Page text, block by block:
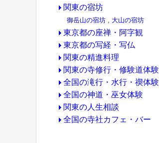
関東の宿坊
御岳山の宿坊 大山の宿坊
東京都の座禅・阿字観
東京都の写経・写仏
関東の精進料理
関東の寺修行・修験道体験
全国の滝行・水行・禊体験
全国の神道・巫女体験
関東の人生相談
全国の寺社カフェ・バー